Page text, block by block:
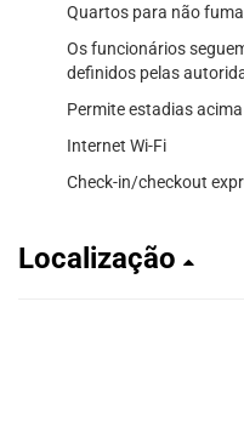
Quartos para não
Os funcionários
definidos pelas
Permite estadias
Internet Wi-Fi
Check-in/checkout
Localização